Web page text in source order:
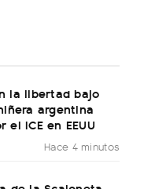
la libertad bajo
argentina
ICE en EEUU
Hace 4 minutos